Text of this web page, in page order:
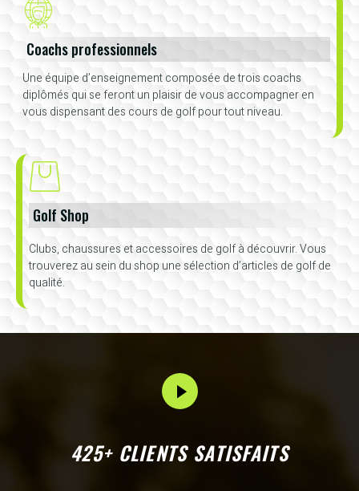
Coachs professionnels
Une équipe d’enseignement composée de trois coachs
diplômés qui se feront un plaisir de vous accompagner en
vous dispensant des cours de golf pour tout niveau.
Golf Shop
Clubs, chaussures et accessoires de golf à découvrir. Vous
trouverez au sein du shop une sélection d’articles de golf de
qualité.
425+ CLIENTS SATISFAITS